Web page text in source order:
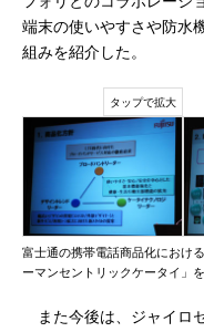
端末の使いやすさや防水
組みを紹介した。
富士通の携帯電話商品化におけ
ーマンセントリックケータイ」
また今後は、ジャイロ